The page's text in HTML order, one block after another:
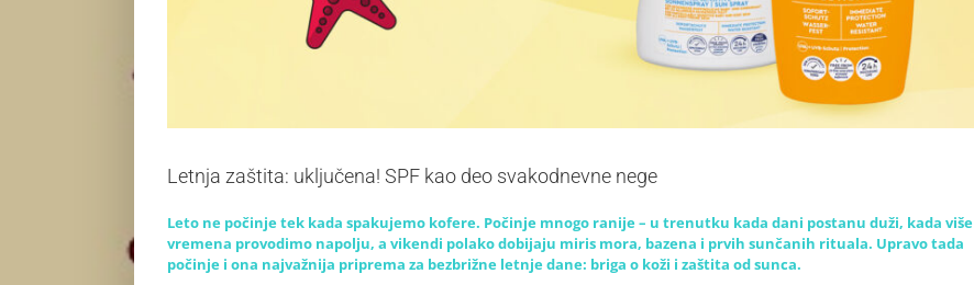
Letnja zaštita: uključena! SPF kao deo svakodnevne nege
Leto ne počinje tek kada spakujemo kofere. Počinje mnogo ranije – u trenutku kada dani postanu duži, kada više
vremena provodimo napolju, a vikendi polako dobijaju miris mora, bazena i prvih sunčanih rituala. Upravo tada
počinje i ona najvažnija priprema za bezbrižne letnje dane: briga o koži i zaštita od sunca.